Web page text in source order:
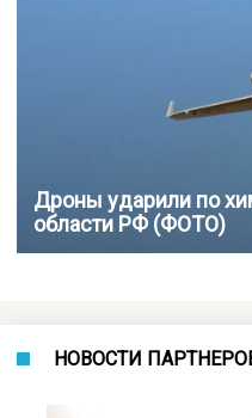
Дроны ударили по
области РФ (ФОТО)
НОВОСТИ